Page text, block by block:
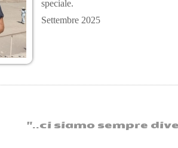
speciale.
Settembre 2025
siamo sempre divertite